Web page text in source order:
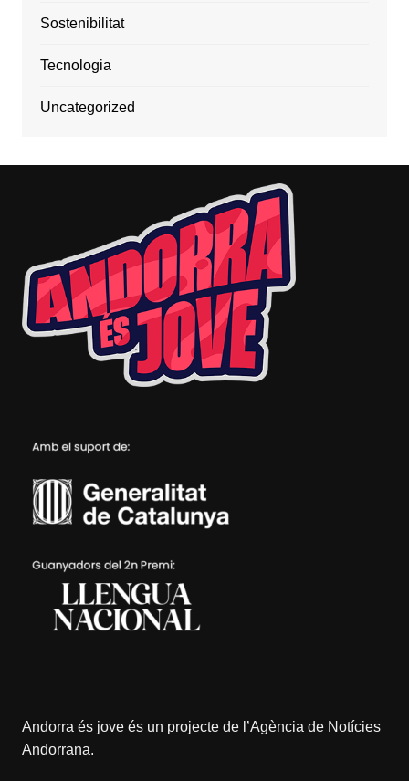
Sostenibilitat
Tecnologia
Uncategorized
Andorra és jove és un projecte de l’Agència de Notícies
Andorrana.